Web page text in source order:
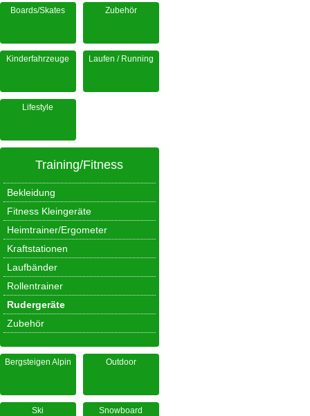
Boards/Skates Zubehör
Kinderfahrzeuge Laufen / Running
Lifestyle
Training/Fitness
Bekleidung
Fitness Kleingeräte
Heimtrainer/Ergometer
Kraftstationen
Laufbänder
Rollentrainer
Rudergeräte
Zubehör
Bergsteigen Alpin Outdoor
Ski Snowboard